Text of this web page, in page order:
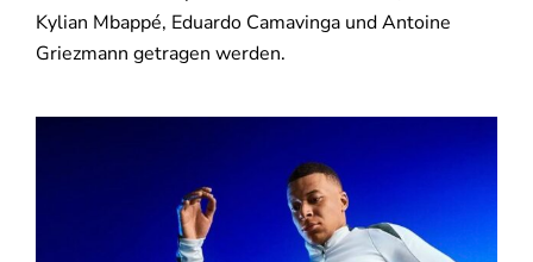
Kylian Mbappé, Eduardo Camavinga und Antoine
Griezmann getragen werden.